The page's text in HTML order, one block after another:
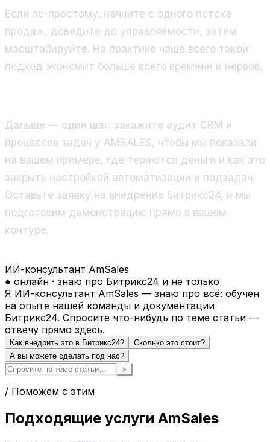
Если по-простому: начните с одного потока
продаж, доведите до управляемости, затем
масштабируйте. На практике чаще всего такой
подход экономит больше всего времени и нервов.
Дальше — один шаг: закажите аудит CRM и
процессов задач у AMSALES, чтобы мы показали
на вашем примере, где теряются деньги и как это
закрыть настройкой автоматизации и подзадач.
Оставьте заявку на внедрение Битрикс24, и мы
подготовим демонстрацию прямо в вашем
контуре.
ИИ-консультант AmSales
● онлайн · знаю про Битрикс24 и не только
Я ИИ-консультант AmSales — знаю про всё: обучен
на опыте нашей команды и документации
Битрикс24. Спросите что-нибудь по теме статьи —
отвечу прямо здесь.
Как внедрить это в Битрикс24?
Сколько это стоит?
А вы можете сделать под нас?
➤
/ Поможем с этим
Подходящие услуги AmSales